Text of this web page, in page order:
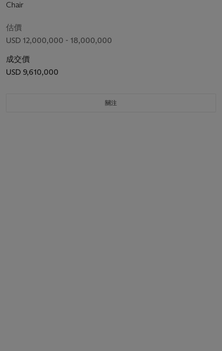
Chair
估價
USD 12,000,000 - 18,000,000
成交價
USD 9,610,000
關注